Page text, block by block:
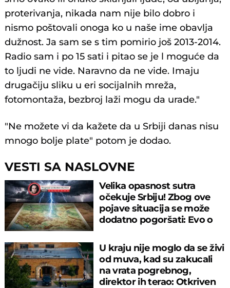
proterivanja, nikada nam nije bilo dobro i
nismo poštovali onoga ko u naše ime obavlja
dužnost. Ja sam se s tim pomirio još 2013-2014.
Radio sam i po 15 sati i pitao se je l moguće da
to ljudi ne vide. Naravno da ne vide. Imaju
drugačiju sliku u eri socijalnih mreža,
fotomontaža, bezbroj laži mogu da urade."
"Ne možete vi da kažete da u Srbiji danas nisu
mnogo bolje plate" potom je dodao.
VESTI SA NASLOVNE
Velika opasnost sutra
očekuje Srbiju! Zbog ove
pojave situacija se može
dodatno pogoršati: Evo o
U kraju nije moglo da se živi
od muva, kad su zakucali
na vrata pogrebnog,
direktor ih terao: Otkriven